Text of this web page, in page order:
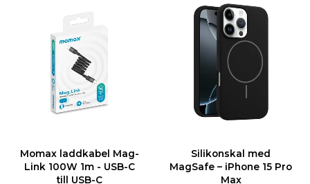
Momax laddkabel Mag-
Link 100W 1m - USB-C
till USB-C
Silikonskal med
MagSafe – iPhone 15 Pro
Max